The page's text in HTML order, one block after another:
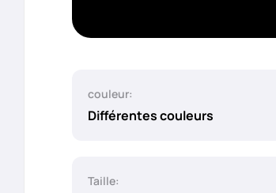
couleur:
Différentes couleurs
Taille: